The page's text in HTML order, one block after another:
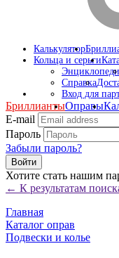
Калькулятор
Кольца и серьги
Справка
Вход для
БриллиантыОправы
E-mail
Пароль
Забыли пароль?
Войти
Хотите стать нашим
← К результатам
Главная
Каталог оправ
Подвески и колье